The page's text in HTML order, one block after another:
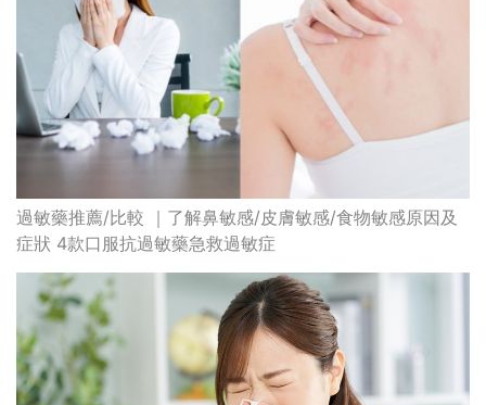
過敏藥推薦/比較 ｜了解鼻敏感/皮膚敏感/食物敏感原因及
症狀 4款口服抗過敏藥急救過敏症